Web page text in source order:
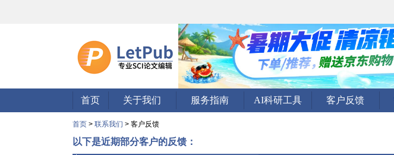
首页 关于我们 服务指南 AI科研工具 客户反馈
首页 > 联系我们 > 客户反馈
以下是近期部分客户的反馈：